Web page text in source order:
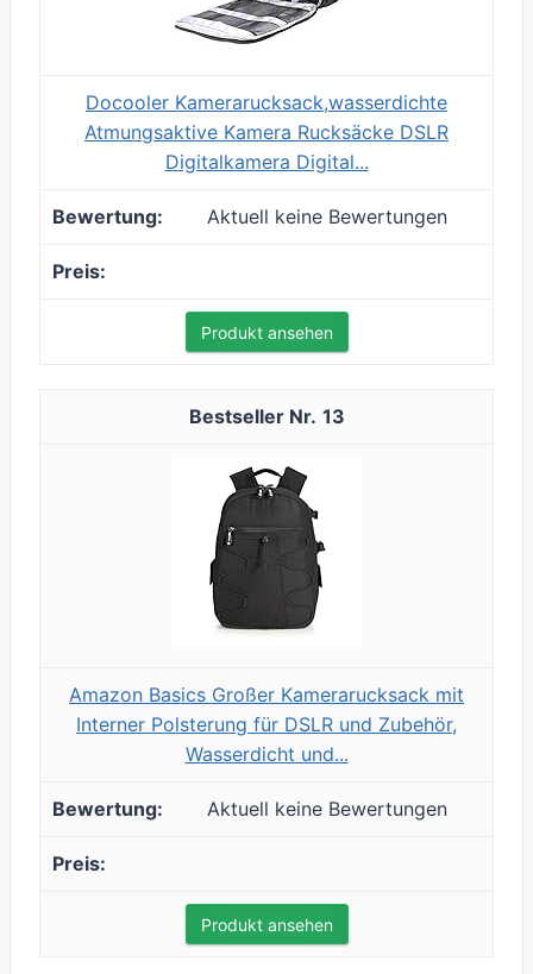
Docooler Kamerarucksack,wasserdichte
Atmungsaktive Kamera Rucksäcke DSLR
Digitalkamera Digital...
Aktuell keine Bewertungen
Produkt ansehen
13
Amazon Basics Großer Kamerarucksack mit
Interner Polsterung für DSLR und Zubehör,
Wasserdicht und...
Aktuell keine Bewertungen
Produkt ansehen